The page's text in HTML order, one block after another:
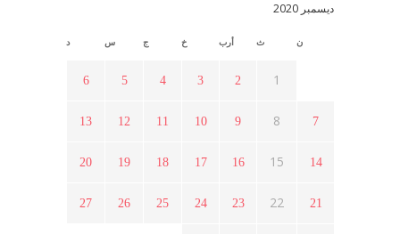
أسبوع ثقافي في ذكرى الاستقلال
الثورة السورية ؟
ديسمبر 2020
ن ث أرب خ ج س د
1
2
3
4
5
6
7
8
9
10
11
12
13
14
15
16
17
18
19
20
21
22
23
24
25
26
27